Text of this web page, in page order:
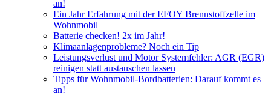
an!
Ein Jahr Erfahrung mit der EFOY Brennstoffzelle im
Wohnmobil
Batterie checken! 2x im Jahr!
Klimaanlagenprobleme? Noch ein Tip
Leistungsverlust und Motor Systemfehler: AGR (EGR)
reinigen statt austauschen lassen
Tipps für Wohnmobil-Bordbatterien: Darauf kommt es
an!